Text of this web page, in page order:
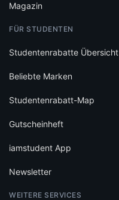
Magazin
FÜR STUDENTEN
Studentenrabatte Übersicht
Beliebte Marken
Studentenrabatt-Map
Gutscheinheft
iamstudent App
Newsletter
WEITERE SERVICES